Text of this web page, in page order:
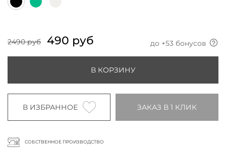
2490 руб 490 руб до +53 бонусов
В КОРЗИНУ
В ИЗБРАННОЕ ЗАКАЗ В 1 КЛИК
СОБСТВЕННОЕ ПРОИЗВОДСТВО